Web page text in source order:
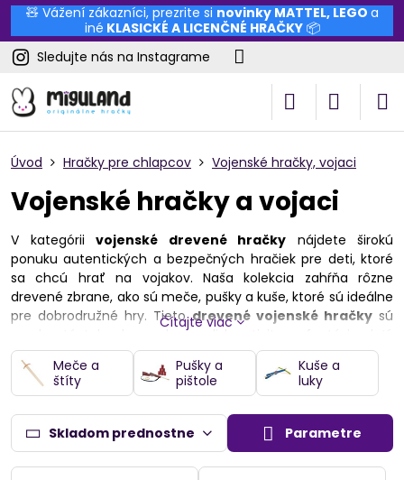
🧸 Vážení zákazníci, prezrite si novinky MATTEL, LEGO a
iné KLASICKÉ A LICENČNÉ HRAČKY📦
Sledujte nás na Instagrame
Úvod Hračky pre chlapcov Vojenské hračky, vojaci
Vojenské hračky a vojaci
V kategórii vojenské drevené hračky nájdete širokú
ponuku autentických a bezpečných hračiek pre deti, ktoré
sa chcú hrať na vojakov. Naša kolekcia zahŕňa rôzne
drevené zbrane, ako sú meče, pušky a kuše, ktoré sú ideálne
pre dobrodružné hry. Tietodrevené vojenské hračky sú
navrhnuté tak, aby podporovali kreativitu a fantáziu detí,
pričom zároveň zabezpečujú vysokú úroveň bezpečnosti pri
hraní.
dievčatá, ktoré si užívajú rôzne scenáre a role v hre. Naše
produkty sú vyrobené z kvalitného a odolného dreva, čo
zaručuje ich dlhú životnosť a šetrnosť k životnému
Čítajte viac
Meče a
štíty
Pušky a
pištole
Kuše a
luky
Skladom prednostne Parametre